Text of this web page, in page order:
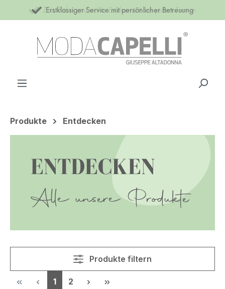
Zum Hauptinhalt springen
Erstklassiger Service mit persönlicher Betreuung
Zeit, Ruhe und echte Exklusivität bei jedem Termin
Produkte Entdecken
ENTDECKEN
Alle unsere Produkte
Produkte filtern
Seite
1 Seite
2